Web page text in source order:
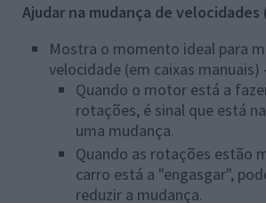
Ajudar na mudança de velocidades
Mostra o momento ideal para
velocidade (em caixas manuais)
Quando o motor está a
rotações, é sinal que está
uma mudança.
Quando as rotações estão
carro está a "engasgar",
reduzir a mudança.